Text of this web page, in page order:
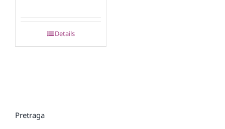
Details
Pretraga